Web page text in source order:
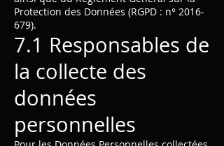
Protection des Données (RGPD : n° 2016-
679).
7.1 Responsables de
la collecte des
données
personnelles